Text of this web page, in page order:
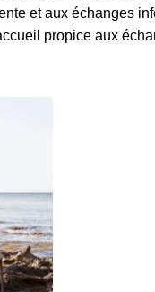
et aux échanges
propice aux